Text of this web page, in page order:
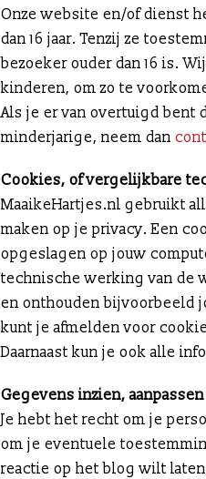
Onze website en/of dienst
dan 16 jaar. Tenzij ze
bezoeker ouder dan 16 is.
kinderen, om zo te
Als je er van overtuigd bent
minderjarige, neem dan
Cookies, of vergelijkbare
MaaikeHartjes.nl gebruikt
maken op je privacy. Een
opgeslagen op jouw
technische werking van de
en onthouden bijvoorbeeld
kunt je afmelden voor
Daarnaast kun je ook alle
Gegevens inzien,
Je hebt het recht om je
om je eventuele
reactie op het blog wilt